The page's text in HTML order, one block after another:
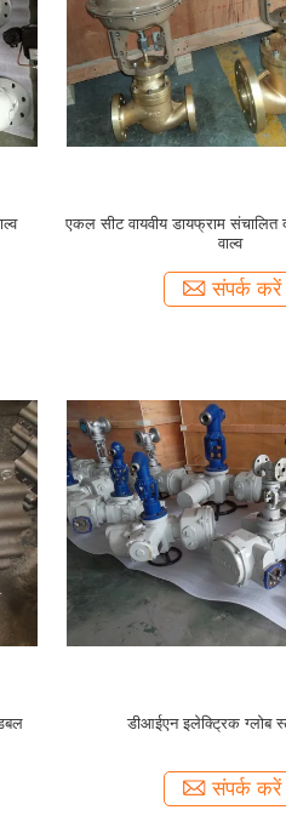
एकल सीट वायवीय डायफ्राम संचालित
वाल्व
संपर्क करें
डीआईएन इलेक्ट्रिक ग्लोब
संपर्क करें